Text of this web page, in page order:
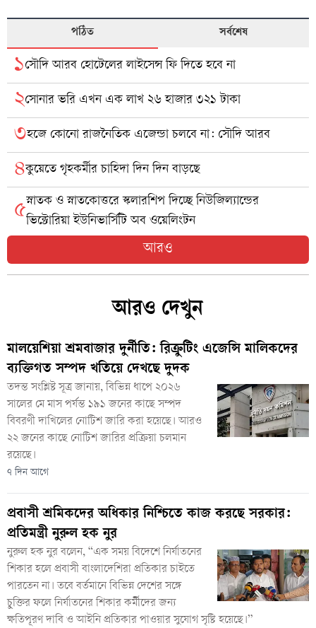
পঠিত সর্বশেষ
১সৌদি আরব হোটেলের লাইসেন্স ফি দিতে হবে না
২সোনার ভরি এখন এক লাখ ২৬ হাজার ৩২১ টাকা
৩হজে কোনো রাজনৈতিক এজেন্ডা চলবে না: সৌদি আরব
৪কুয়েতে গৃহকর্মীর চাহিদা দিন দিন বাড়ছে
৫স্নাতক ও স্নাতকোত্তরে স্কলারশিপ দিচ্ছে নিউজিল্যান্ডের
ভিক্টোরিয়া ইউনিভার্সিটি অব ওয়েলিংটন
আরও
আরও দেখুন
মালয়েশিয়া শ্রমবাজার দুর্নীতি: রিক্রুটিং এজেন্সি মালিকদের
ব্যক্তিগত সম্পদ খতিয়ে দেখছে দুদক
তদন্ত সংশ্লিষ্ট সূত্র জানায়, বিভিন্ন ধাপে ২০২৬
সালের মে মাস পর্যন্ত ১৯১ জনের কাছে সম্পদ
বিবরণী দাখিলের নোটিশ জারি করা হয়েছে। আরও
২২ জনের কাছে নোটিশ জারির প্রক্রিয়া চলমান
রয়েছে।
৭ দিন আগে
প্রবাসী শ্রমিকদের অধিকার নিশ্চিতে কাজ করছে সরকার:
প্রতিমন্ত্রী নুরুল হক নুর
নুরুল হক নুর বলেন, “এক সময় বিদেশে নির্যাতনের
শিকার হলে প্রবাসী বাংলাদেশিরা প্রতিকার চাইতে
পারতেন না। তবে বর্তমানে বিভিন্ন দেশের সঙ্গে
চুক্তির ফলে নির্যাতনের শিকার কর্মীদের জন্য
ক্ষতিপূরণ দাবি ও আইনি প্রতিকার পাওয়ার সুযোগ সৃষ্টি হয়েছে।”